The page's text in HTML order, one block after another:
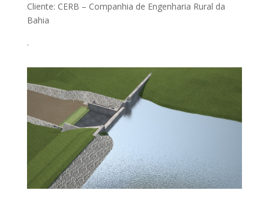
Cliente: CERB – Companhia de Engenharia Rural da
Bahia
.